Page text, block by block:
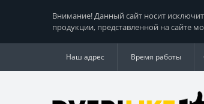
Внимание! Данный сайт носит
продукции, представленной на сайте
Наш адрес Время работы